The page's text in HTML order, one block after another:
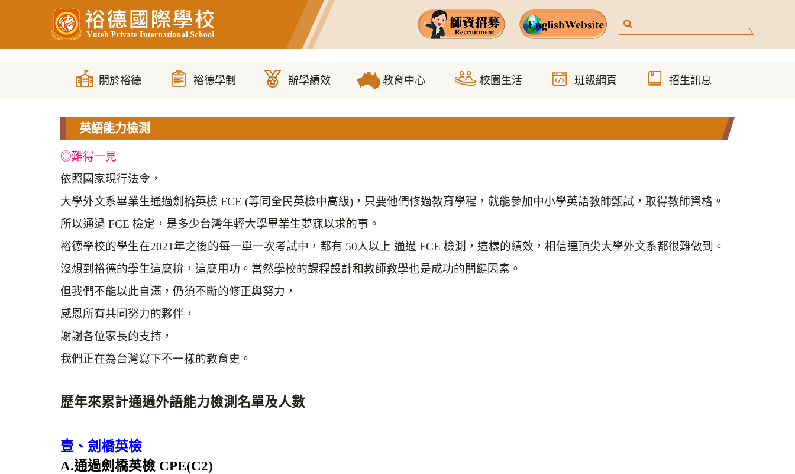
要
英語能力檢測
◎難得一見
依照國家現行法令，
大學外文系畢業生通過劍橋英檢 FCE (等同全民英檢中高級)，只要他們修過教育學程，就能參加中小學英語教師甄試，取得教師資格。
所以通過 FCE 檢定，是多少台灣年輕大學畢業生夢寐以求的事。
裕德學校的學生在2021年之後的每一單一次考試中，都有 50人以上 通過 FCE 檢測，這樣的績效，相信連頂尖大學外文系都很難做到。
沒想到裕德的學生這麼拚，這麼用功。當然學校的課程設計和教師教學也是成功的關鍵因素。
但我們不能以此自滿，仍須不斷的修正與努力，
感恩所有共同努力的夥伴，
謝謝各位家長的支持，
我們正在為台灣寫下不一樣的教育史。
歷年來累計通過外語能力檢測名單及人數
壹、劍橋英檢
A.通過劍橋英檢 CPE(C2)